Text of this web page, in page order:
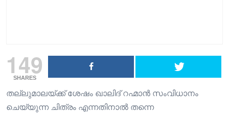
149
SHARES
തല്ലുമാലയ്ക്ക് ശേഷം ഖാലിദ് റഹ്മാൻ സംവിധാനം
ചെയ്യുന്ന ചിത്രം എന്നതിനാൽ തന്നെ